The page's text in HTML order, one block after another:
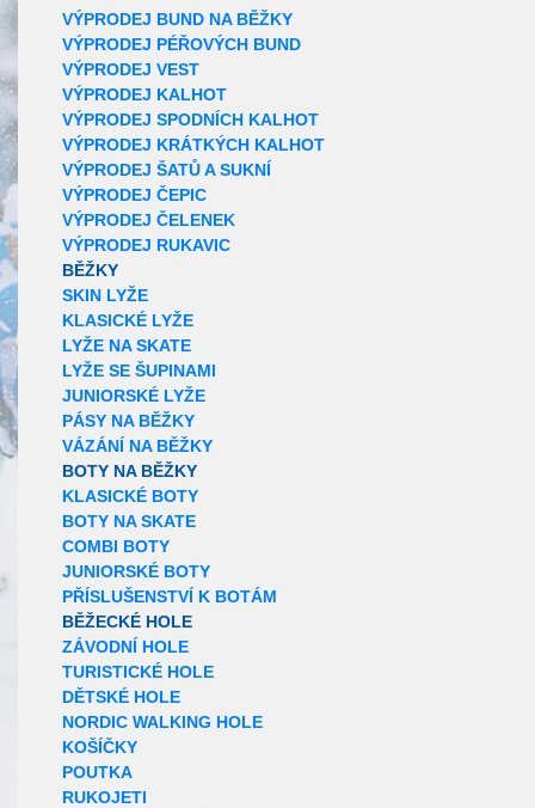
VÝPRODEJ BUND NA BĚŽKY
VÝPRODEJ PÉŘOVÝCH BUND
VÝPRODEJ VEST
VÝPRODEJ KALHOT
VÝPRODEJ SPODNÍCH KALHOT
VÝPRODEJ KRÁTKÝCH KALHOT
VÝPRODEJ ŠATŮ A SUKNÍ
VÝPRODEJ ČEPIC
VÝPRODEJ ČELENEK
VÝPRODEJ RUKAVIC
BĚŽKY
SKIN LYŽE
KLASICKÉ LYŽE
LYŽE NA SKATE
LYŽE SE ŠUPINAMI
JUNIORSKÉ LYŽE
PÁSY NA BĚŽKY
VÁZÁNÍ NA BĚŽKY
BOTY NA BĚŽKY
KLASICKÉ BOTY
BOTY NA SKATE
COMBI BOTY
JUNIORSKÉ BOTY
PŘÍSLUŠENSTVÍ K BOTÁM
BĚŽECKÉ HOLE
ZÁVODNÍ HOLE
TURISTICKÉ HOLE
DĚTSKÉ HOLE
NORDIC WALKING HOLE
KOŠÍČKY
POUTKA
RUKOJETI